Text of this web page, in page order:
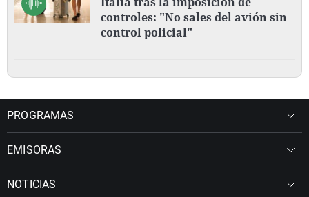
controles: "No sales del avión sin
control policial"
PROGRAMAS
EMISORAS
NOTICIAS